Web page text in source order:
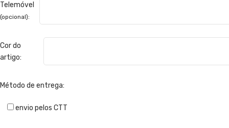
Telemóvel
(opcional):
Cor do
artigo:
Método de entrega:
envio pelos CTT